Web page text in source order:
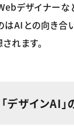
デザイナー
はAIとの向き
れます。
デザインAI